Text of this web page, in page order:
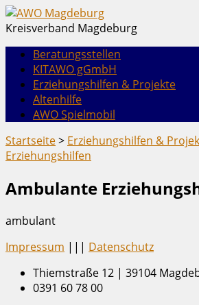
Kreisverband Magdeburg
Beratungsstellen
KITAWO gGmbH
Erziehungshilfen & Projekte
Altenhilfe
AWO Spielmobil
Startseite> Erziehungshilfen &
Erziehungshilfen
Ambulante
ambulant
Impressum ||| Datenschutz
Thiemstraße 12 | 39104
0391 60 78 00